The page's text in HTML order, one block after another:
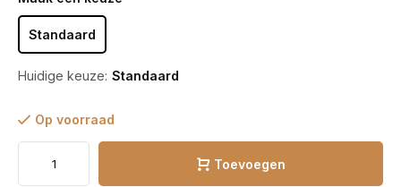
Standaard
Huidige keuze: Standaard
Op voorraad
Toevoegen